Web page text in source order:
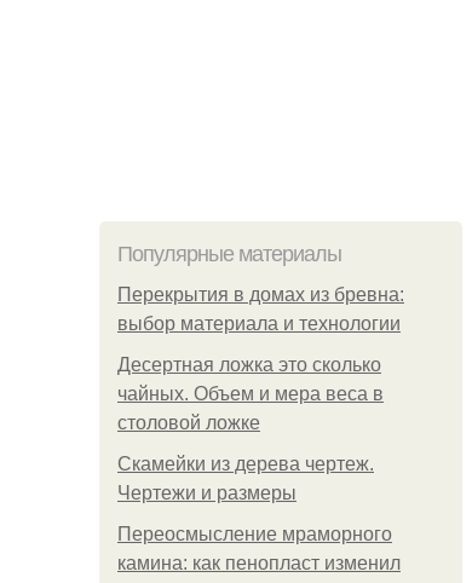
Популярные материалы
Перекрытия в домах из бревна:
выбор материала и технологии
Десертная ложка это сколько
чайных. Объем и мера веса в
столовой ложке
Скамейки из дерева чертеж.
Чертежи и размеры
Переосмысление мраморного
камина: как пенопласт изменил